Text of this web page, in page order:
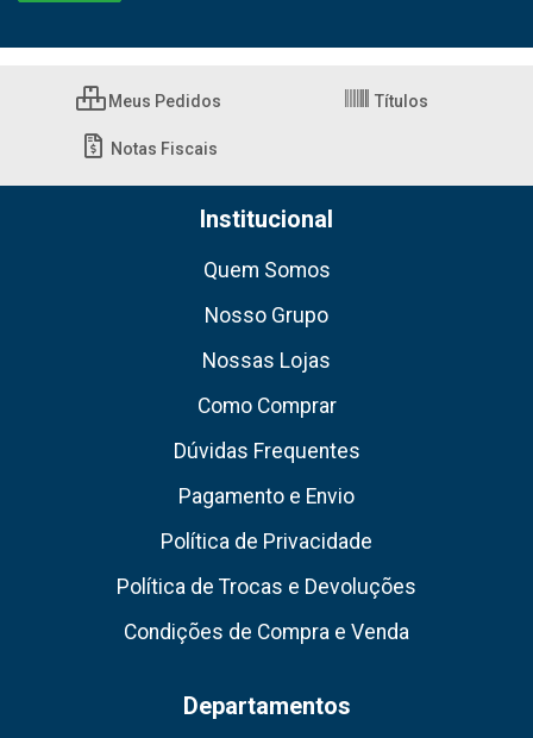
Meus Pedidos Títulos
Notas Fiscais
Institucional
Quem Somos
Nosso Grupo
Nossas Lojas
Como Comprar
Dúvidas Frequentes
Pagamento e Envio
Política de Privacidade
Política de Trocas e Devoluções
Condições de Compra e Venda
Departamentos